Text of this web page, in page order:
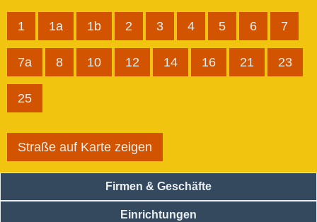
1 1a 1b 2 3 4 5 6 7
7a 8 10 12 14 16 21 23
25
Straße auf Karte zeigen
Firmen & Geschäfte
Einrichtungen